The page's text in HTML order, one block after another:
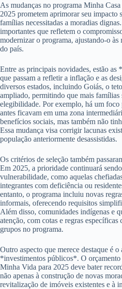
As mudanças no programa Minha
2025 prometem aprimorar seu impacto
famílias necessitadas a moradias
importantes que refletem o
modernizar o programa, ajustando-o às
do país.
Entre as principais novidades, estão as
que passam a refletir a inflação e as
diversos estados, incluindo Goiás, o
ampliado, permitindo que mais famílias
elegibilidade. Por exemplo, há um
antes ficavam em uma zona
benefícios sociais, mas também não
Essa mudança visa corrigir lacunas
população anteriormente desassistidas.
Os critérios de seleção também
Em 2025, a prioridade continuará
vulnerabilidade, como aquelas
integrantes com deficiência ou
entanto, o programa incluiu novas
informais, oferecendo requisitos
Além disso, comunidades indígenas e
atenção, com cotas e regras específicas
grupos no programa.
Outro aspecto que merece destaque é
*investimentos públicos*. O
Minha Vida para 2025 deve bater
não apenas à construção de novas
revitalização de imóveis existentes e à